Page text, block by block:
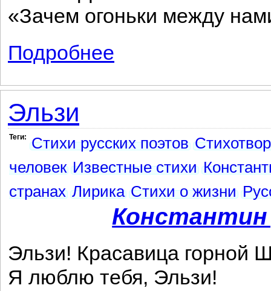
«Зачем огоньки между
Подробнее
Эльзи
Теги: Стихи русских поэтов
человек Известные стихи
странах Лирика Стихи о жизни
Эльзи! Красавица горной
Я люблю тебя, Эльзи!